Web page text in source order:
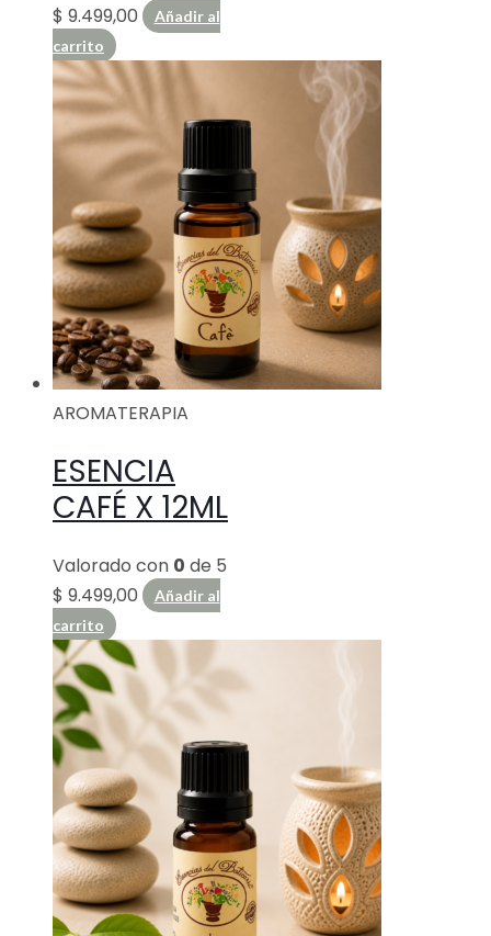
$ 9.499,00
Añadir al
carrito
AROMATERAPIA
ESENCIA
CAFÉ X 12ML
Valorado con 0 de 5
$ 9.499,00
Añadir al
carrito